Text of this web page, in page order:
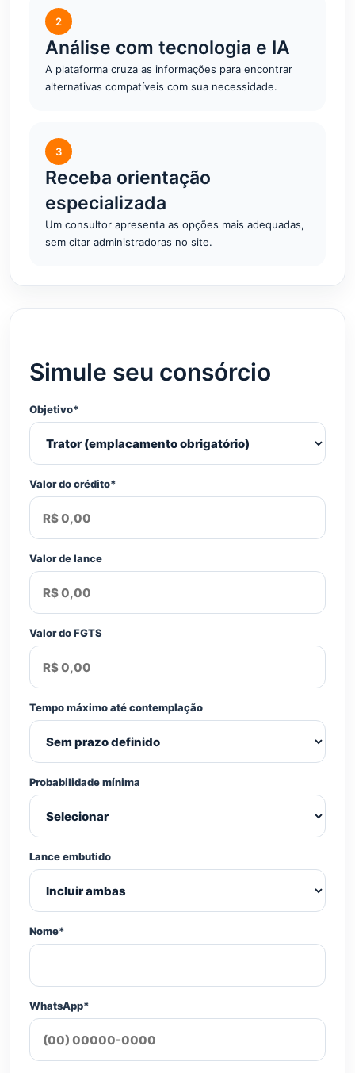
2
Análise com tecnologia e IA
A plataforma cruza as informações para encontrar
alternativas compatíveis com sua necessidade.
3
Receba orientação
especializada
Um consultor apresenta as opções mais adequadas,
sem citar administradoras no site.
Simule seu consórcio
Objetivo*
Valor do crédito*
Valor de lance
Valor do FGTS
Tempo máximo até contemplação
Probabilidade mínima
Lance embutido
Nome*
WhatsApp*